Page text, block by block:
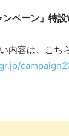
ンペーン」特
内容は、こち